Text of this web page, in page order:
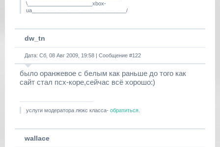
\______________________xbox-
ua________________________________/
dw_tn
Дата: Сб, 08 Авг 2009, 19:58 | Сообщение #122
было оранжевое с белым как раньше до того как
сайт стал псх-коре,сейчас всё хорошо:)
услуги модератора люкс класса- обратиться
wallace